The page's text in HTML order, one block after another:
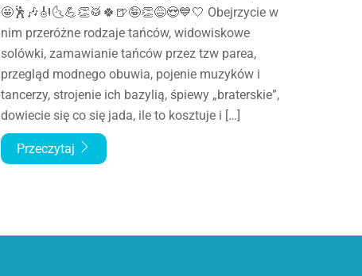
🤩🕺🎶🎻🌜💪👏🥁🍀🍺🤪👏😅😍💙🤍 Obejrzycie w
nim przeróżne rodzaje tańców, widowiskowe
solówki, zamawianie tańców przez tzw parea,
przegląd modnego obuwia, pojenie muzyków i
tancerzy, strojenie ich bazylią, śpiewy „braterskie”,
dowiecie się co się jada, ile to kosztuje i […]
Przeczytaj